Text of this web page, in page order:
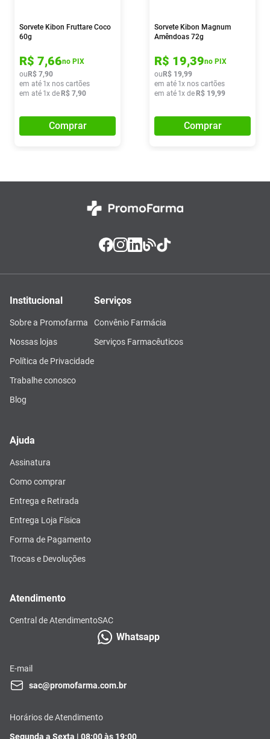
Sorvete Kibon Fruttare Coco
60g
R$ 7,66no PIX
ou R$ 7,90
em até 1x nos cartões
em até 1x de R$ 7,90
Comprar
Sorvete Kibon Magnum
Amêndoas 72g
R$ 19,39no PIX
ou R$ 19,99
em até 1x nos cartões
em até 1x de R$ 19,99
Comprar
Institucional
Sobre a Promofarma
Nossas lojas
Política de Privacidade
Trabalhe conosco
Blog
Serviços
Convênio Farmácia
Serviços Farmacêuticos
Ajuda
Assinatura
Como comprar
Entrega e Retirada
Entrega Loja Física
Forma de Pagamento
Trocas e Devoluções
Atendimento
Central de AtendimentoSAC
Whatsapp
E-mail
sac@promofarma.com.br
Horários de Atendimento
Segunda a Sexta | 08:00 às 19:00